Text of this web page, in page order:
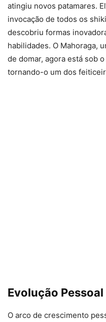
atingiu novos patamares.
invocação de todos os
descobriu formas
habilidades. O Mahoraga,
de domar, agora está sob
tornando-o um dos
Evolução Pessoal
O arco de crescimento